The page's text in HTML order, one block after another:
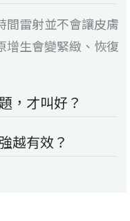
間雷射並不會讓皮膚
增生會變緊緻、恢復
，才叫好？
越有效？